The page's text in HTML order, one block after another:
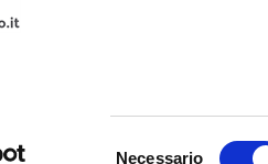
Necessario
Preferenze Privacy
© 2026 Concorsando.it è un marchio
dal gruppo EDUMAV GROUP s.r.l.